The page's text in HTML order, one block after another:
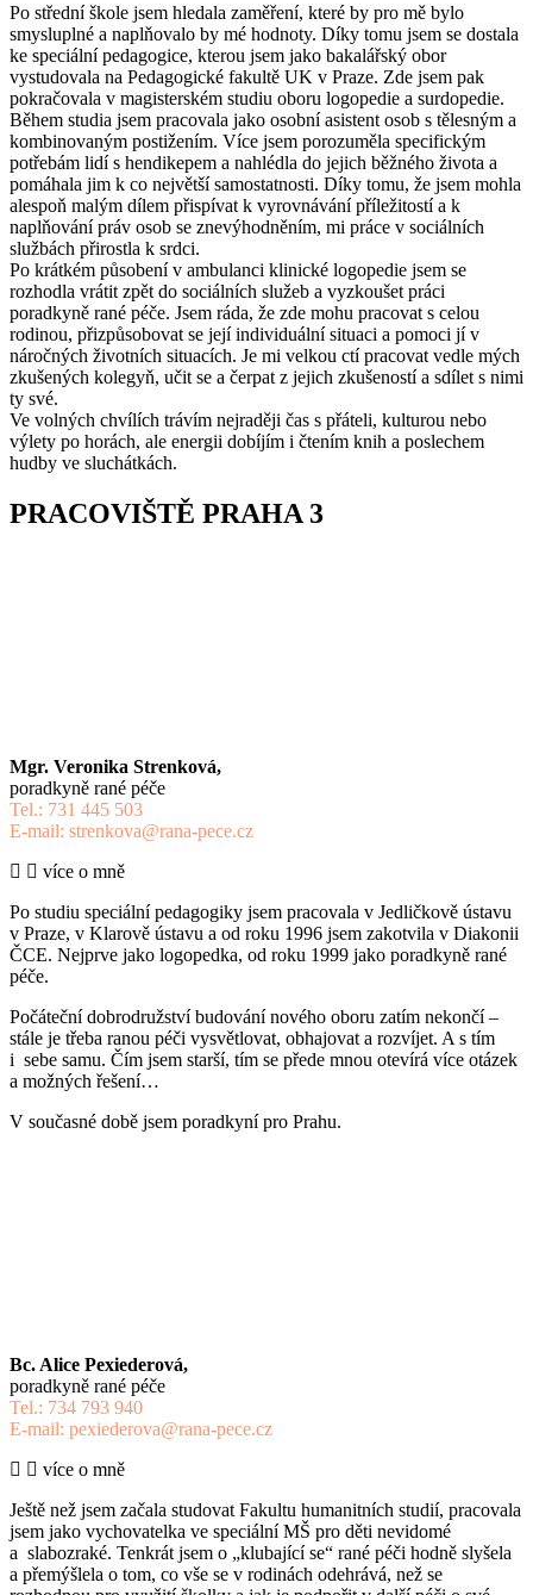
Po střední škole jsem hledala zaměření, které by pro mě bylo
smysluplné a naplňovalo by mé hodnoty. Díky tomu jsem se dostala
ke speciální pedagogice, kterou jsem jako bakalářský obor
vystudovala na Pedagogické fakultě UK v Praze. Zde jsem pak
pokračovala v magisterském studiu oboru logopedie a surdopedie.
Během studia jsem pracovala jako osobní asistent osob s tělesným a
kombinovaným postižením. Více jsem porozuměla specifickým
potřebám lidí s hendikepem a nahlédla do jejich běžného života a
pomáhala jim k co největší samostatnosti. Díky tomu, že jsem mohla
alespoň malým dílem přispívat k vyrovnávání příležitostí a k
naplňování práv osob se znevýhodněním, mi práce v sociálních
službách přirostla k srdci.
Po krátkém působení v ambulanci klinické logopedie jsem se
rozhodla vrátit zpět do sociálních služeb a vyzkoušet práci
poradkyně rané péče. Jsem ráda, že zde mohu pracovat s celou
rodinou, přizpůsobovat se její individuální situaci a pomoci jí v
náročných životních situacích. Je mi velkou ctí pracovat vedle mých
zkušených kolegyň, učit se a čerpat z jejich zkušeností a sdílet s nimi
ty své.
Ve volných chvílích trávím nejraději čas s přáteli, kulturou nebo
výlety po horách, ale energii dobíjím i čtením knih a poslechem
hudby ve sluchátkách.
PRACOVIŠTĚ PRAHA 3
Mgr. Veronika Strenková,
poradkyně rané péče
Tel.: 731 445 503
E-mail: strenkova@rana-pece.cz
více o mně
Po studiu speciální pedagogiky jsem pracovala v Jedličkově ústavu
v Praze, v Klarově ústavu a od roku 1996 jsem zakotvila v Diakonii
ČCE. Nejprve jako logopedka, od roku 1999 jako poradkyně rané
péče.
Počáteční dobrodružství budování nového oboru zatím nekončí –
stále je třeba ranou péči vysvětlovat, obhajovat a rozvíjet. A s tím
i sebe samu. Čím jsem starší, tím se přede mnou otevírá více otázek
a možných řešení…
V současné době jsem poradkyní pro Prahu.
Bc. Alice Pexiederová,
poradkyně rané péče
Tel.: 734 793 940
E-mail: pexiederova@rana-pece.cz
více o mně
Ještě než jsem začala studovat Fakultu humanitních studií, pracovala
jsem jako vychovatelka ve speciální MŠ pro děti nevidomé
a slabozraké. Tenkrát jsem o „klubající se“ rané péči hodně slyšela
a přemýšlela o tom, co vše se v rodinách odehrává, než se